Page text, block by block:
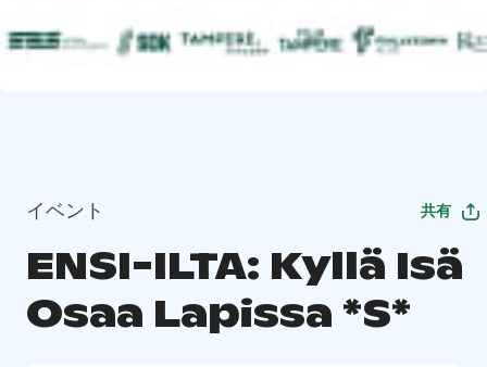
イベント 共有
ENSI-ILTA: Kyllä Isä
Osaa Lapissa *S*